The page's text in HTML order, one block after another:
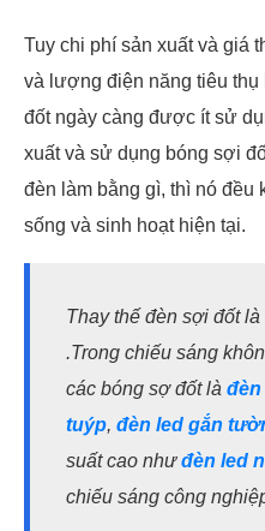
Tuy chi phí sản xuất và giá
và lượng điện năng tiêu
đốt ngày càng được ít sử
xuất và sử dụng bóng sợi
đèn làm bằng gì, thì nó đều
sống và sinh hoạt hiện tại.
Thay thế đèn sợi đốt
.Trong chiếu sáng
các bóng sợ đốt là đèn
tuýp, đèn led gắn
suất cao nhưđèn led
chiếu sáng công